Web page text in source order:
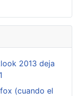
2013 deja
(cuando el